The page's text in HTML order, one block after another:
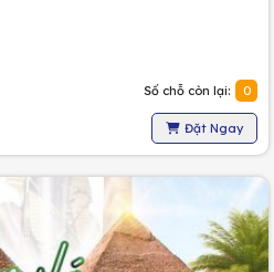
Số chỗ còn lại: 0
Đặt Ngay